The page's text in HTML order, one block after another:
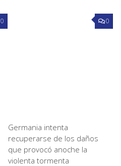
0 0
Germania intenta
recuperarse de los daños
que provocó anoche la
violenta tormenta